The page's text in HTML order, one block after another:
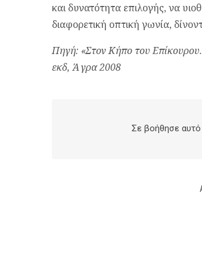
και δυνατότητα επιλογής, να
διαφορετική οπτική γωνία,
Πηγή: «Στον Κήπο του
εκδ, Άγρα 2008
Σε βοήθησε